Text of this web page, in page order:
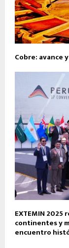
Cobre: avance
EXTEMIN
continentes y
encuentro